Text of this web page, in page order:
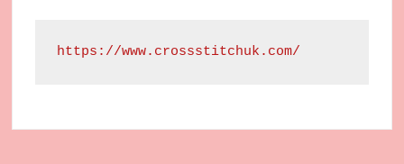
https://www.crossstitchuk.com/